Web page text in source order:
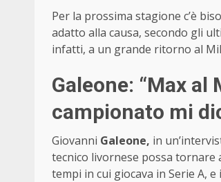
Per la prossima stagione c’è
adatto alla causa, secondo gli
infatti, a un grande ritorno al
Galeone: “Max
campionato mi
Giovanni Galeone, in
tecnico livornese possa tornare
tempi in cui giocava in Serie A,